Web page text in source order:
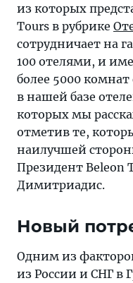
из которых
Tours в рубрике
сотрудничает на
100 отелями, и
более 5000
в нашей базе
которых мы
отметив те,
наилучшей
Президент Beleon
Димитриадис.
Новый
Одним из
из России и СНГ в